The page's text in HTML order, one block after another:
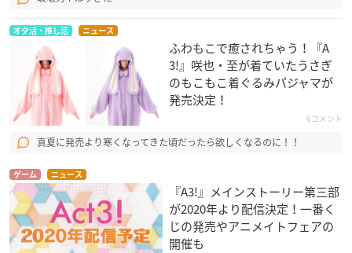
オタ活・推し活 ニュース
ふわもこで癒されちゃう！『A
3!』咲也・至が着ていたうさぎ
のもこもこ着ぐるみパジャマが
発売決定！
6コメント
真夏に発売より寒くなってきた頃だったら欲しくなるのに！！
ゲーム ニュース
『A3!』メインストーリー第三部
が2020年より配信決定！一番く
じの発売やアニメイトフェアの
開催も